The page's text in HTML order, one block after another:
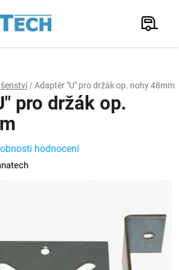
Hledat
/ Adaptér "U" pro držák op. nohy 48mm
pro držák op.
hodnocení